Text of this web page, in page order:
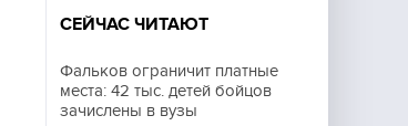
СЕЙЧАС ЧИТАЮТ
Фальков ограничит платные
места: 42 тыс. детей бойцов
зачислены в вузы